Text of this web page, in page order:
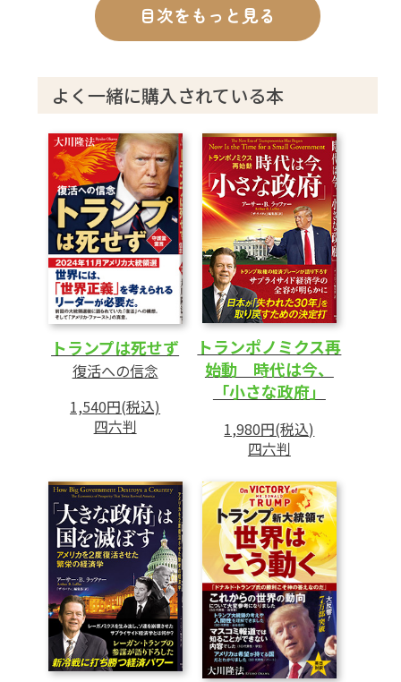
の精神」が繁栄の道を開く
霊能者を比較する
74 ニュースのミカタ 1 政治 自民・立憲の
大連立に要注意! 野田左翼政権誕生なら天変
地異への道
76 ニュースのミカタ 2 生活 不眠の悩みに
答える
78 Voice 読者の声
80 編集後記
81 プレゼント
84 トランポノミクス 第2幕がスタート 時代
が要請する「繁栄の経済学」
86 釈量子の宗教立国への道
88 ニッポンの新常識 軍事学入門 台湾のリ
コール問題―― 頼総統の決死の一撃
93 HSU 神様の学問 入門編
94 Book
96 Movie
目次をもっと見る
よく一緒に購入されている本
トランプは死せず
復活への信念
1,540円(税込)
四六判
トランポノミクス再
始動 時代は今、
「小さな政府」
1,980円(税込)
四六判